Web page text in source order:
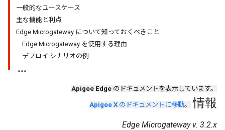
一般的なユースケース
主な機能と利点
Edge Microgateway について知っておくべきこと
Edge Microgateway を使用する理由
デプロイ シナリオの例
Apigee Edge のドキュメントを表示しています。
Apigee X のドキュメントに移動。 情報
Edge Microgateway v. 3.2.x